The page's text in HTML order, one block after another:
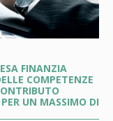
FINANZIA
COMPETENZE
UN MASSIMO DI